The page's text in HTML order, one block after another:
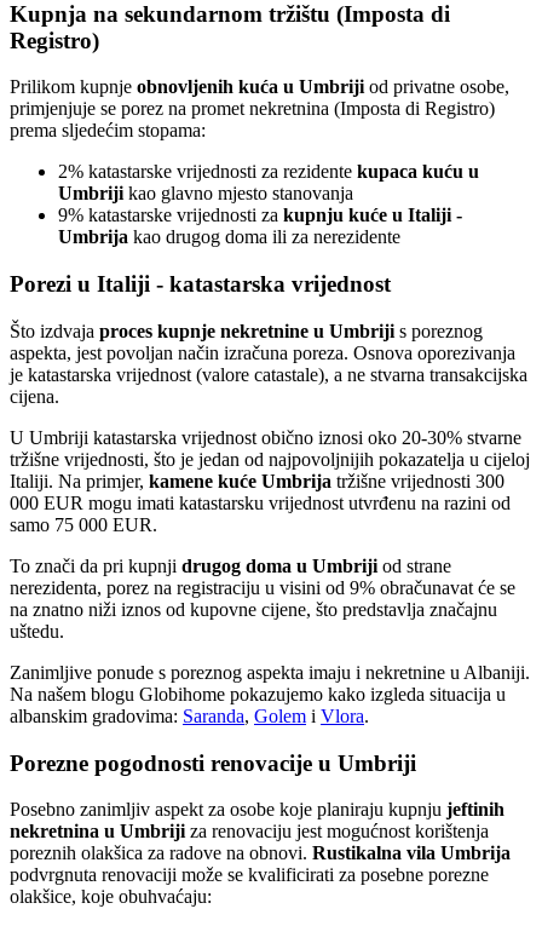
Kupnja na sekundarnom tržištu (Imposta di
Registro)
Prilikom kupnje obnovljenih kuća u Umbriji od privatne osobe,
primjenjuje se porez na promet nekretnina (Imposta di Registro)
prema sljedećim stopama:
2% katastarske vrijednosti za rezidente kupaca kuću u
Umbriji kao glavno mjesto stanovanja
9% katastarske vrijednosti za kupnju kuće u Italiji -
Umbrija kao drugog doma ili za nerezidente
Porezi u Italiji - katastarska vrijednost
Što izdvaja proces kupnje nekretnine u Umbriji s poreznog
aspekta, jest povoljan način izračuna poreza. Osnova oporezivanja
je katastarska vrijednost (valore catastale), a ne stvarna transakcijska
cijena.
U Umbriji katastarska vrijednost obično iznosi oko 20-30% stvarne
tržišne vrijednosti, što je jedan od najpovoljnijih pokazatelja u cijeloj
Italiji. Na primjer, kamene kuće Umbrija tržišne vrijednosti 300
000 EUR mogu imati katastarsku vrijednost utvrđenu na razini od
samo 75 000 EUR.
To znači da pri kupnji drugog doma u Umbriji od strane
nerezidenta, porez na registraciju u visini od 9% obračunavat će se
na znatno niži iznos od kupovne cijene, što predstavlja značajnu
uštedu.
Zanimljive ponude s poreznog aspekta imaju i nekretnine u Albaniji.
Na našem blogu Globihome pokazujemo kako izgleda situacija u
albanskim gradovima: Saranda, Golem i Vlora.
Porezne pogodnosti renovacije u Umbriji
Posebno zanimljiv aspekt za osobe koje planiraju kupnju jeftinih
nekretnina u Umbriji za renovaciju jest mogućnost korištenja
poreznih olakšica za radove na obnovi. Rustikalna vila Umbrija
podvrgnuta renovaciji može se kvalificirati za posebne porezne
olakšice, koje obuhvaćaju: